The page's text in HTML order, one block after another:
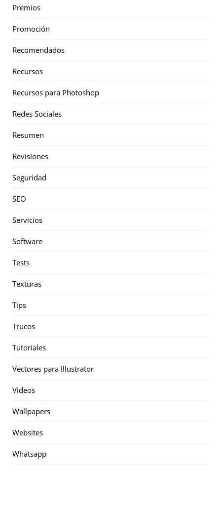
Premios
Promoción
Recomendados
Recursos
Recursos para Photoshop
Redes Sociales
Resumen
Revisiones
Seguridad
SEO
Servicios
Software
Tests
Texturas
Tips
Trucos
Tutoriales
Vectores para Illustrator
Videos
Wallpapers
Websites
Whatsapp